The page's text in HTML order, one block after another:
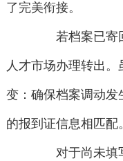
了完美衔接。
若档案已寄回
人才市场办理转出
变：确保档案调动
的报到证信息相匹配。
对于尚未填写